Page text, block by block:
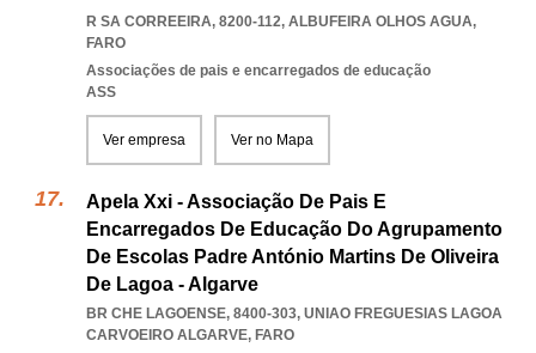
R SA CORREEIRA, 8200-112, ALBUFEIRA OLHOS AGUA,
FARO
Associações de pais e encarregados de educação
ASS
Ver empresa Ver no Mapa
Apela Xxi - Associação De Pais E
Encarregados De Educação Do Agrupamento
De Escolas Padre António Martins De Oliveira
De Lagoa - Algarve
BR CHE LAGOENSE, 8400-303, UNIAO FREGUESIAS LAGOA
CARVOEIRO ALGARVE, FARO